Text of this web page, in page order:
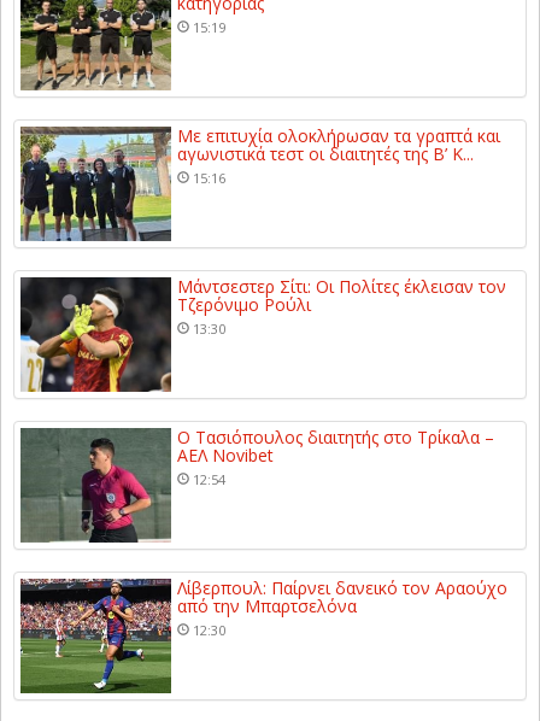
15:19
Με επιτυχία ολοκλήρωσαν τα γραπτά και
αγωνιστικά τεστ οι διαιτητές της Β’ Κ...
15:16
Μάντσεστερ Σίτι: Οι Πολίτες έκλεισαν τον
Τζερόνιμο Ρούλι
13:30
Ο Τασιόπουλος διαιτητής στο Τρίκαλα –
ΑΕΛ Novibet
12:54
Λίβερπουλ: Παίρνει δανεικό τον Αραούχο
από την Μπαρτσελόνα
12:30